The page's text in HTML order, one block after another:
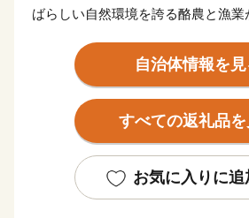
ばらしい自然環境を誇る酪農と漁業
一方、東部には日本最大級の砂嘴（
ル条約湿地に登録されている「野付
「風蓮湖」があり、野付風蓮道立自
ど、様々な景観を有しています。
たちが暮らしており、生乳生産量は
た、沿岸部では秋鮭・アサリやホッ
自治体情報を見
すべての返礼品
お気に入りに追